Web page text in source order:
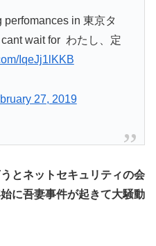
in 東京タ
wait for わたし、定
IqeJj1lKKB
27, 2019
とネットセキュリティの会
に吾妻事件が起きて大騒動